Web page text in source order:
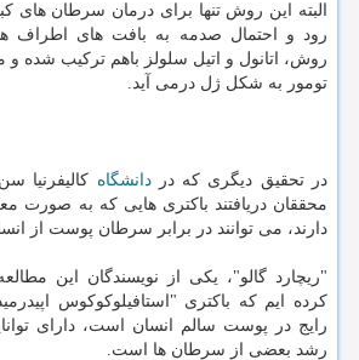
البته این روش تنها برای درمان سرطان های
رود و احتمال صدمه به بافت های اطراف
روش، اتانول و اتیل سلولز باهم تركیب شده و
تومور به شكل ژل درمی آید.
در تحقیق دیگری كه دردانشگاه كالیفرنیا
محققان دریافتند باكتری هایی كه به
دارند، می توانند در برابر سرطان پوست از
"ریچارد گالو"، یكی از نویسندگان این
كرده ایم كه باكتری "استافیلوكوكوس
رایج در پوست سالم انسان است، دارای
رشد بعضی از سرطان ها است.